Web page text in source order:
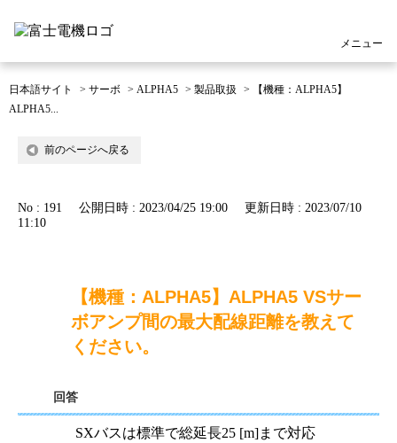
メニュー
日本語サイト > サーボ > ALPHA5 > 製品取扱 >
【機種：ALPHA5】
ALPHA5...
前のページへ戻る
No : 191 公開日時 : 2023/04/25 19:00
更新日時 : 2023/07/10
11:10
【機種：ALPHA5】ALPHA5 VSサー
ボアンプ間の最大配線距離を教えて
ください。
回答
SXバスは標準で総延長25 [m]まで対応